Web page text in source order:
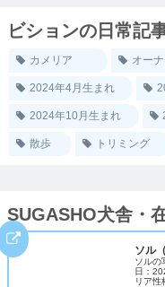
ビションの日常記
カメリア オー
2024年4月生まれ
2024年10月生まれ
散歩 トリミング
SUGASHO犬舎・
ソル
ソルの
日：
リア性